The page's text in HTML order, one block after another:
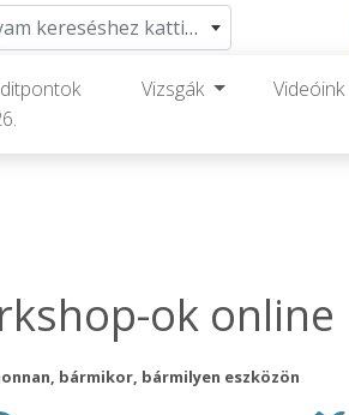
Tanfolyam kereséshez kattints ide
Vizsgák Videóink
ok online
bármikor, bármilyen eszközön